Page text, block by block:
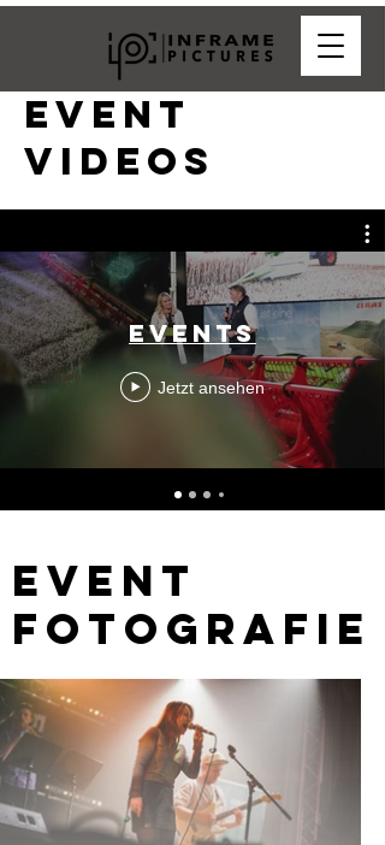
event
Videos
Events
Jetzt ansehen
Event
Fotografie